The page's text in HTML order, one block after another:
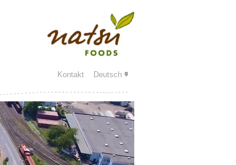
Kontakt Deutsch